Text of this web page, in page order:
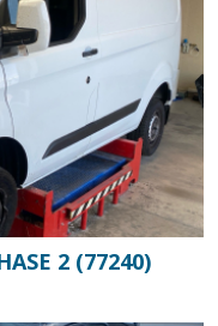
2 (77240)